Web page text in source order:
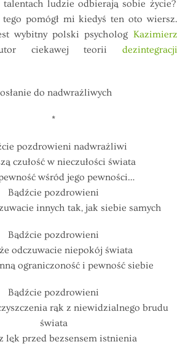
talentach ludzie odbierają sobie życie?
pomógł mi kiedyś ten oto wiersz.
wybitny polski psycholog Kazimierz
ciekawej teorii dezintegracji
do nadwrażliwych
*
pozdrowieni nadwrażliwi
czułość w nieczułości świata
wśród jego pewności…
Bądźcie pozdrowieni
innych tak, jak siebie samych
Bądźcie pozdrowieni
odczuwacie niepokój świata
ograniczoność i pewność siebie
Bądźcie pozdrowieni
rąk z niewidzialnego brudu
świata
lęk przed bezsensem istnienia